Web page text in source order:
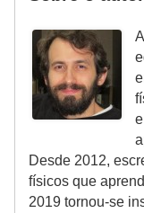
Desde 2012,
físicos que
2019 tornou-se